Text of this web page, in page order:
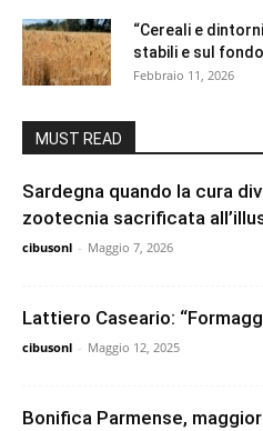
“Cereali e
stabili e sul
Febbraio 11, 2026
MUST READ
Sardegna quando la cura
zootecnia sacrificata
cibusonl - Maggio 7, 2026
Lattiero Caseario:
cibusonl - Maggio 12, 2025
Bonifica Parmense,